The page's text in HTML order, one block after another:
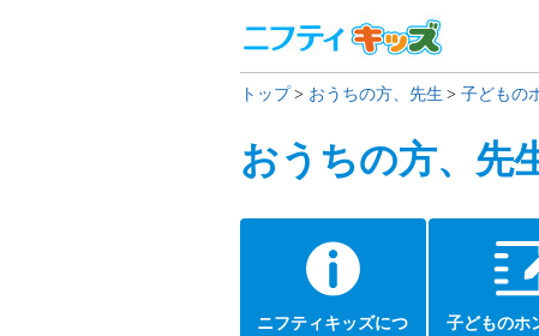
トップ おうちの方、先生 子どもの
おうちの方、先
ニフティキッズにつ
子どものホ